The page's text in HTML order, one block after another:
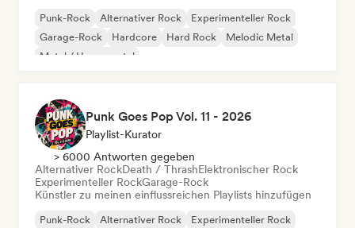
Punk-Rock Alternativer Rock
Experimenteller Rock
Garage-Rock
Hardcore Hard Rock
Melodic Metal
Metal / Heavy metal
Punk Goes Pop Vol. 11 - 2026
Playlist-Kurator
> 6000 Antworten gegeben
Alternativer RockDeath / ThrashElektronischer Rock
Experimenteller RockGarage-Rock
Künstler zu meinen einflussreichen Playlists hinzufügen
Punk-Rock Alternativer Rock
Experimenteller Rock